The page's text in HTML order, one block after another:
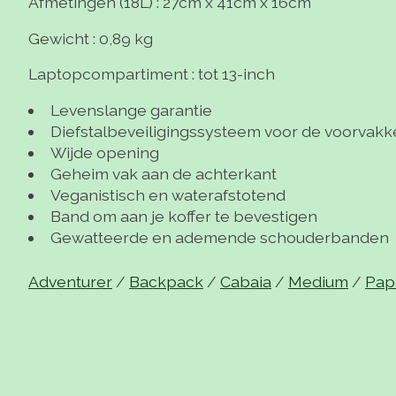
Gewicht : 0,89 kg
Laptopcompartiment : tot 13-inch
Levenslange garantie
Diefstalbeveiligingssysteem voor de
Wijde opening
Geheim vak aan de achterkant
Veganistisch en waterafstotend
Band om aan je koffer te bevestigen
Gewatteerde en ademende schouderbanden
Adventurer / Backpack / Cabaia / Medium /